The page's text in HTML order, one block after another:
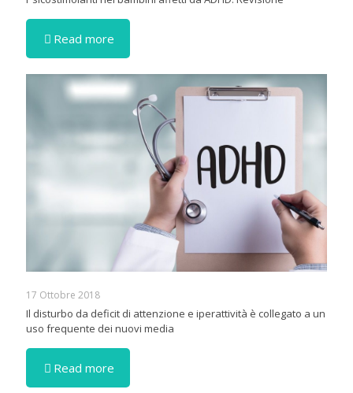
Read more
17 Ottobre 2018
Il disturbo da deficit di attenzione e iperattività è collegato a un
uso frequente dei nuovi media
Read more